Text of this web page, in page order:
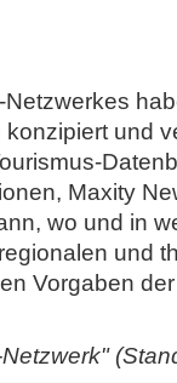
und
Maxity
wo und in
und
Vorgaben